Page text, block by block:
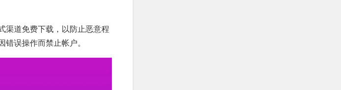
渠道免费下载，以防止恶意程
误操作而禁止帐户。